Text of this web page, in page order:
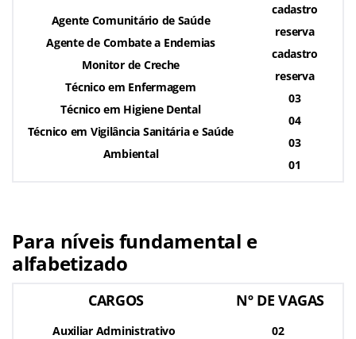
Agente Comunitário de Saúde
Agente de Combate a Endemias
Monitor de Creche
Técnico em Enfermagem
Técnico em Higiene Dental
Técnico em Vigilância Sanitária e Saúde
Ambiental
cadastro
reserva
cadastro
reserva
03
04
03
01
Para níveis fundamental e
alfabetizado
CARGOS Nº DE VAGAS
Auxiliar Administrativo
02